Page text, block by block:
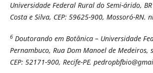
Universidade Federal Rural do Semi-árido,
Costa e Silva, CEP: 59625-900, Mossoró-RN.
6Doutorando em Botânica – Universidade
Pernambuco, Rua Dom Manoel de Medeiros,
CEP: 52171-900, Recife-PE.